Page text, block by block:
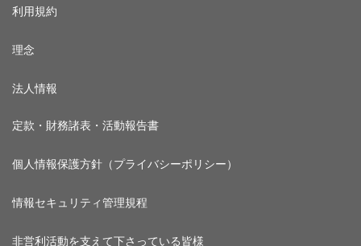
利用規約
理念
法人情報
定款・財務諸表・活動報告書
個人情報保護方針（プライバシーポリシー）
情報セキュリティ管理規程
非営利活動を支えて下さっている皆様